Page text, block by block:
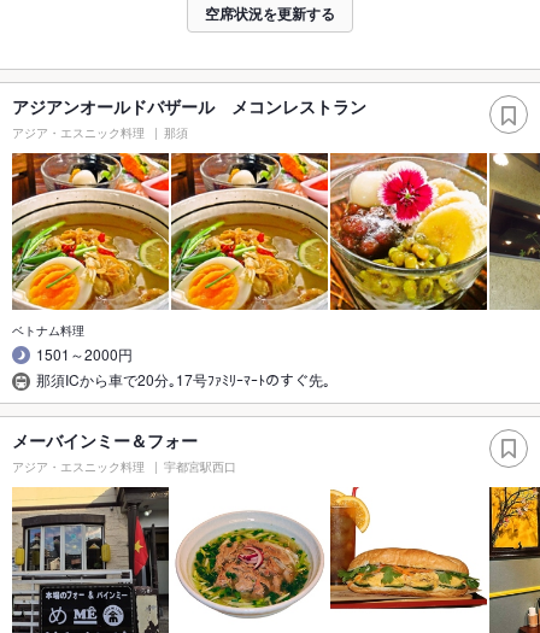
空席状況を更新する
アジアンオールドバザール メコンレストラン
アジア・エスニック料理 那須
ベトナム料理
1501～2000円
那須ICから車で20分｡17号ﾌｧﾐﾘｰﾏｰﾄのすぐ先｡
メーバインミー＆フォー
アジア・エスニック料理 宇都宮駅西口